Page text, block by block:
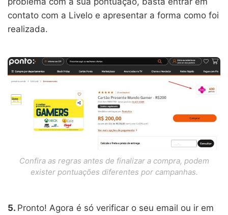
contato com a Livelo e apresentar a forma como foi
realizada.
Confira as regras antes de finalizar a compra, podem
exister pontuações diferentes por campanhas.
5. Pronto! Agora é só verificar o seu email ou ir em